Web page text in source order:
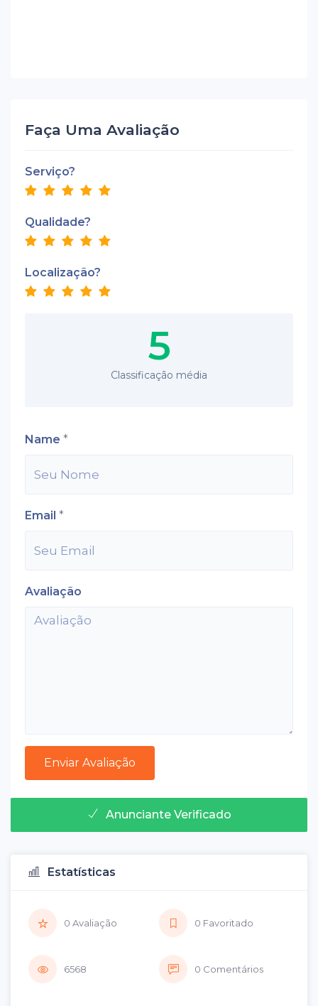
Faça Uma Avaliação
Serviço?
Qualidade?
Localização?
5
Classificação média
Name *
Email *
Avaliação
Anunciante Verificado
Estatísticas
0 Avaliação 0 Favoritado
6568 0 Comentários